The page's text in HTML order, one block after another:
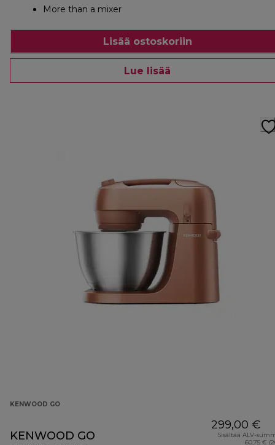
More than a mixer
Lisää ostoskoriin
Lue lisää
KENWOOD GO
KENWOOD GO
299,00 €
Sisältää ALV-
60,75 €